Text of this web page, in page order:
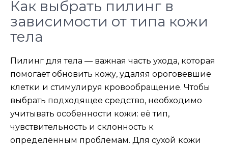
Как выбрать пилинг в
зависимости от типа кожи
тела
Пилинг для тела — важная часть ухода, которая
помогает обновить кожу, удаляя ороговевшие
клетки и стимулируя кровообращение. Чтобы
выбрать подходящее средство, необходимо
учитывать особенности кожи: её тип,
чувствительность и склонность к
определённым проблемам. Для сухой кожи